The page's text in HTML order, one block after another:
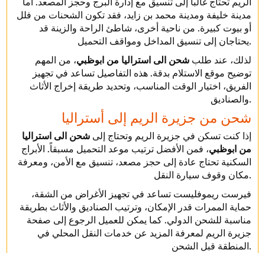
مدينة خليفة ومدينة محمد بن زايد، فقد تكون الشحنات من فلل
أو بيوت كبيرة. من ناحية أخرى، شاطئ الراحة والزينة قد
يحتاجان إلى تنسيق المداخل ومواقف التحميل.
لذلك، عند طلب شحن الى استراليا من ابوظبي، من المهم
توضيح موقع الاستلام بدقة. هذه التفاصيل تساعد في تجهيز
الفريق، اختيار الوقت المناسب، وتحديد طريقة إخراج الأثاث
والصناديق.
شحن من جزيرة الريم إلى أستراليا
إذا كنت تسكن في جزيرة الريم وتحتاج إلى شحن الى استراليا
من ابوظبي، فمن الأفضل ترتيب موعد التحميل مسبقاً. الأبراج
السكنية تحتاج عادة إلى حجز مصعد، تنسيق مع الأمن، ومعرفة
مكان وقوف سيارة النقل.
فيرست ريموفليست تساعد في تجهيز الأغراض من الشقة،
حماية الممرات قدر الإمكان، وترتيب الصناديق والأثاث بطريقة
مناسبة للشحن الدولي. كما يمكن للعميل الرجوع إلى صفحة
جزيرة الريم لمعرفة المزيد عن خدمات النقل المحلي في
المنطقة قبل الشحن.